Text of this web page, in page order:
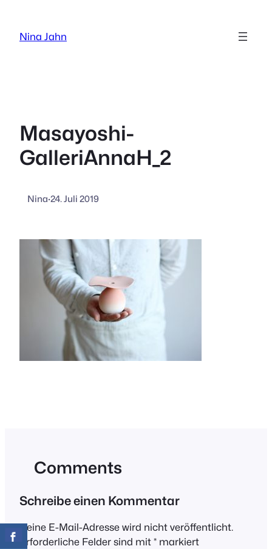
springen
Nina Jahn
Masayoshi-
GalleriAnnaH_2
Nina·24. Juli 2019
Comments
Schreibe einen Kommentar
Deine E-Mail-Adresse wird nicht veröffentlicht.
Erforderliche Felder sind mit * markiert